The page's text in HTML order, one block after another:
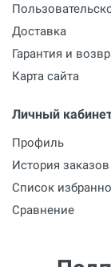
Доставка
Гарантия и
Карта сайта
Личный
Профиль
История заказов
Список
Сравнение